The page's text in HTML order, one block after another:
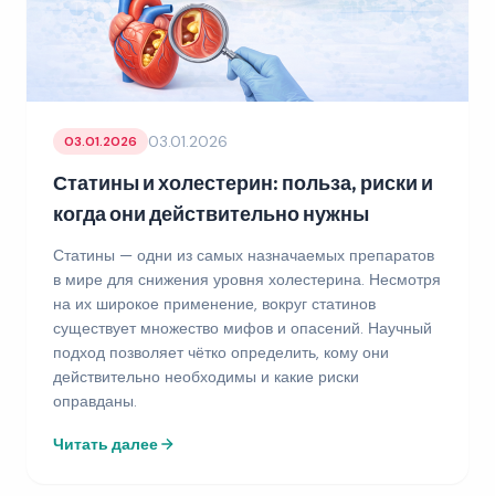
03.01.2026 03.01.2026
Статины и холестерин: польза, риски и
когда они действительно нужны
Статины — одни из самых назначаемых препаратов
в мире для снижения уровня холестерина. Несмотря
на их широкое применение, вокруг статинов
существует множество мифов и опасений. Научный
подход позволяет чётко определить, кому они
действительно необходимы и какие риски
оправданы.
Читать далее